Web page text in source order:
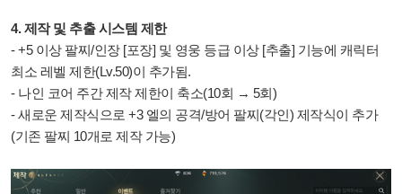
4. 제작 및 추출 시스템 제한
- +5 이상 팔찌/인장 [포장] 및 영웅 등급 이상 [추출] 기능에 캐릭터
최소 레벨 제한(Lv.50)이 추가됨.
- 나인 코어 주간 제작 제한이 축소(10회 → 5회)
- 새로운 제작식으로 +3 엘의 공격/방어 팔찌(각인) 제작식이 추가
(기존 팔찌 10개로 제작 가능)